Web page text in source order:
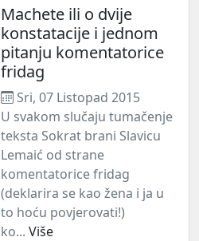
Machete ili o dvije
konstatacije i jednom
pitanju komentatorice
fridag
Sri, 07 Listopad 2015
U svakom slučaju tumačenje
teksta Sokrat brani Slavicu
Lemaić od strane
komentatorice fridag
(deklarira se kao žena i ja u
to hoću povjerovati!)
ko... Više